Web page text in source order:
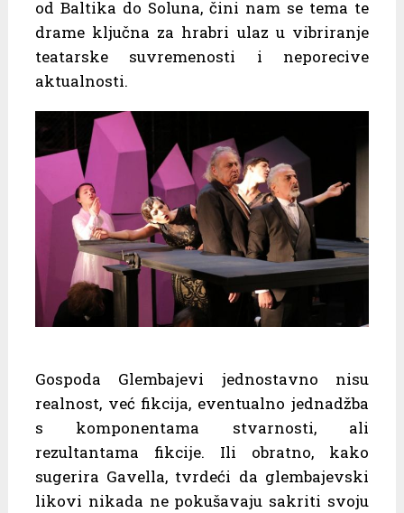
od Baltika do Soluna, čini nam se tema te
drame ključna za hrabri ulaz u vibriranje
teatarske suvremenosti i neporecive
aktualnosti.
Gospoda Glembajevi jednostavno nisu
realnost, već fikcija, eventualno jednadžba
s komponentama stvarnosti, ali
rezultantama fikcije. Ili obratno, kako
sugerira Gavella, tvrdeći da glembajevski
likovi nikada ne pokušavaju sakriti svoju